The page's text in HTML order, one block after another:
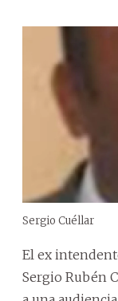
Sergio Cuéllar
El ex
Sergio Rubén